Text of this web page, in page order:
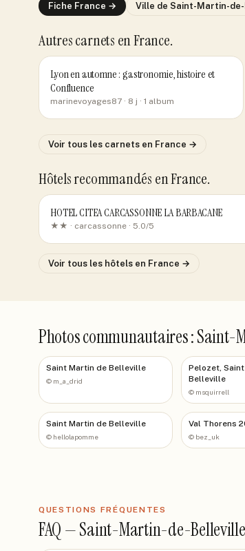
Fiche France → Ville de Saint-Martin-
Autres carnets en France.
Lyon en automne : gastronomie, histoire et
Confluence
marinevoyages87 · 8 j · 1 album
Voir tous les carnets en France →
Hôtels recommandés en France.
HOTEL CITEA CARCASSONNE LA BARBACANE
★★ · carcassonne · 5.0/5
Voir tous les hôtels en France →
Photos communautaires :
Saint Martin de Belleville
© m_a_drid
Pelozet,
Belleville
© msquirrell
Saint Martin de Belleville
© hellolapomme
Val Thorens
© bez_uk
QUESTIONS FRÉQUENTES
FAQ —Saint-Martin-de-Belleville